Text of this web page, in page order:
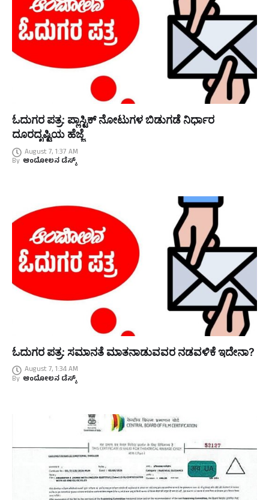
ಓದುಗರ ಪತ್ರ: ಪ್ಲಾಸ್ಟಿಕ್ ನೋಟುಗಳ ಬಿಡುಗಡೆ ನಿರ್ಧಾರ
ದೂರದೃಷ್ಟಿಯ ಹೆಜ್ಜೆ
August 7, 1:37 AM
By ಆಂದೋಲನ ಡೆಸ್ಕ್
ಓದುಗರ ಪತ್ರ: ಸಮಾನತೆ ಮಾತನಾಡುವವರ ನಡವಳಿಕೆ ಇದೇನಾ?
August 7, 1:34 AM
By ಆಂದೋಲನ ಡೆಸ್ಕ್